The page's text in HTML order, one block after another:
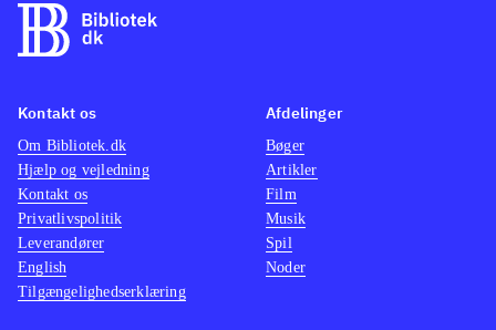
Kontakt os
Om Bibliotek.dk
Hjælp og vejledning
Kontakt os
Privatlivspolitik
Leverandører
English
Tilgængelighedserklæring
Afdelinger
Bøger
Artikler
Film
Musik
Spil
Noder